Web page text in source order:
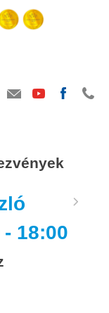
18:00